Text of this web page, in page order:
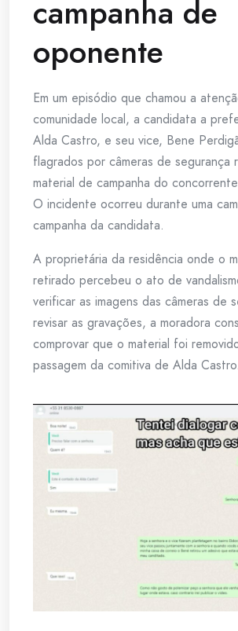
campanha de
oponente
Em um episódio que chamou a
comunidade local, a candidata a
Alda Castro, e seu vice, Bene
flagrados por câmeras de segurança
material de campanha do
O incidente ocorreu durante uma
campanha da candidata.
A proprietária da residência onde o
retirado percebeu o ato de
verificar as imagens das câmeras de
revisar as gravações, a moradora
comprovar que o material foi
passagem da comitiva de Alda Castro.